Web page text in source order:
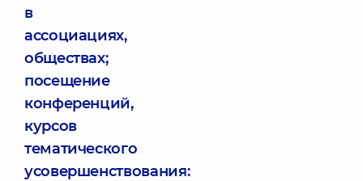
в
ассоциациях,
обществах;
посещение
конференций,
курсов
тематического
усовершенствования: